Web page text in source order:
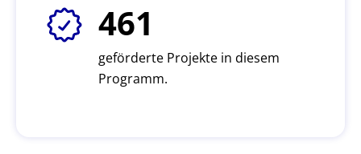
461
geförderte Projekte in diesem
Programm.